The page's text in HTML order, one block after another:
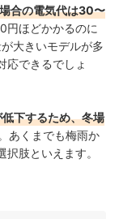
合の電気代は30〜
円ほどかかるのに
大きいモデルが多
応できるでしょ
下するため、冬場
。あくまでも梅雨か
肢といえます。